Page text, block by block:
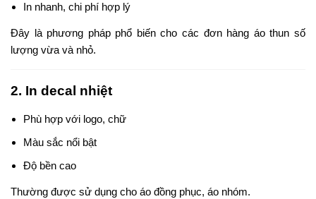
In nhanh, chi phí hợp lý
Đây là phương pháp phổ biến cho các đơn hàng áo thun số
lượng vừa và nhỏ.
2. In decal nhiệt
Phù hợp với logo, chữ
Màu sắc nổi bật
Độ bền cao
Thường được sử dụng cho áo đồng phục, áo nhóm.